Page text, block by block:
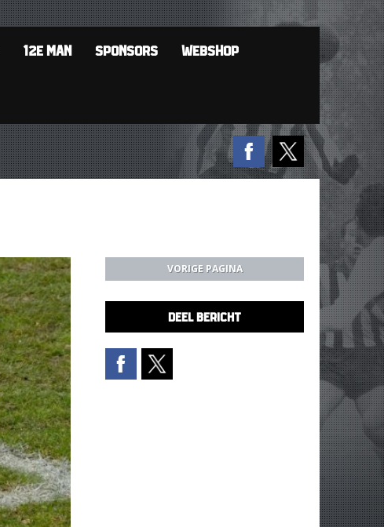
12E MAN SPONSORS WEBSHOP
VORIGE PAGINA
DEEL BERICHT